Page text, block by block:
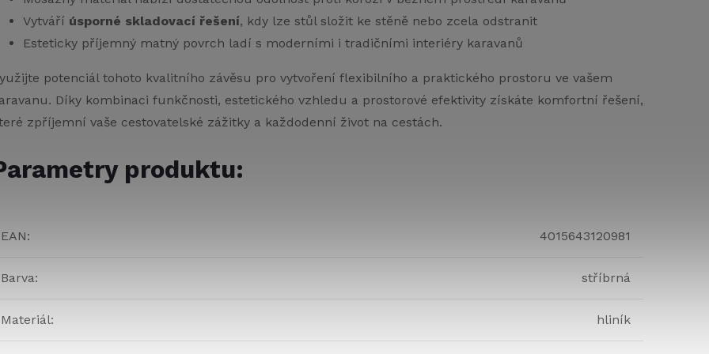
Vytváří úsporné skladovací řešení, kdy lze stůl složit ke stěně nebo zcela odstranit
Esteticky příjemný matný povrch ladí s moderními i tradičními interiéry karavanů
potenciál tohoto kvalitního závěsu pro vytvoření flexibilního a praktického prostoru ve vašem
Díky kombinaci funkčnosti, estetického vzhledu a prostorové efektivity získáte komfortní řešení,
zpříjemní vaše cestovatelské zážitky a každodenní život na cestách.
produktu:
EAN: 4015643120981
Barva: stříbrná
Materiál: hliník